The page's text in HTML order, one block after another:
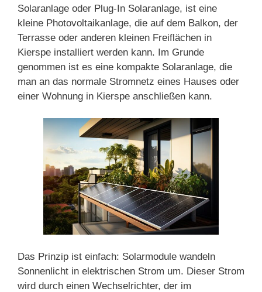
Solaranlage oder Plug-In Solaranlage, ist eine
kleine Photovoltaikanlage, die auf dem Balkon, der
Terrasse oder anderen kleinen Freiflächen in
Kierspe installiert werden kann. Im Grunde
genommen ist es eine kompakte Solaranlage, die
man an das normale Stromnetz eines Hauses oder
einer Wohnung in Kierspe anschließen kann.
Das Prinzip ist einfach: Solarmodule wandeln
Sonnenlicht in elektrischen Strom um. Dieser Strom
wird durch einen Wechselrichter, der im